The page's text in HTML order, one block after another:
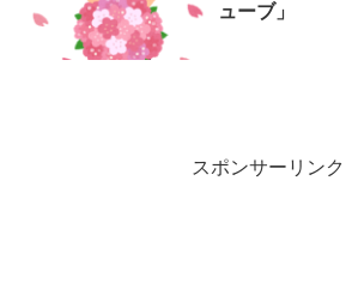
ューブ」
スポンサーリンク